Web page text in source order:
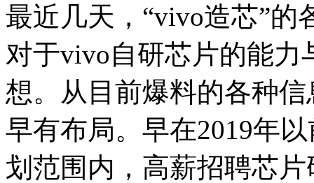
最近几天，“vivo造芯”的
对于vivo自研芯片的能
想。从目前爆料的各种
早有布局。早在2019年
划范围内，高薪招聘芯